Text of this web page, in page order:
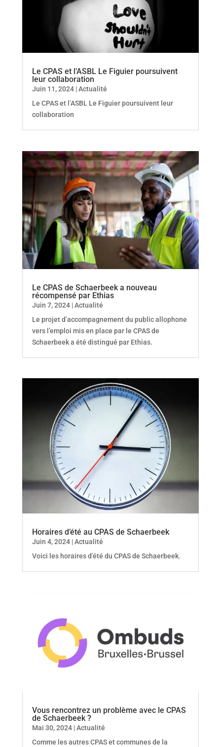
Le CPAS et l’ASBL Le Figuier poursuivent
leur collaboration
Juin 11, 2024|Actualité
Le CPAS et l’ASBL Le Figuier poursuivent leur
collaboration
Le CPAS de Schaerbeek a nouveau
récompensé par Ethias
Juin 7, 2024|Actualité
Le projet d’accompagnement du public allophone
vers l’emploi mis en place par le CPAS de
Schaerbeek a été distingué par Ethias.
Horaires d’été au CPAS de Schaerbeek
Juin 4, 2024|Actualité
Voici les horaires d’été du CPAS de Schaerbeek.
Vous rencontrez un problème avec le CPAS
de Schaerbeek ?
Mai 30, 2024|Actualité
Comme les autres CPAS et communes de la